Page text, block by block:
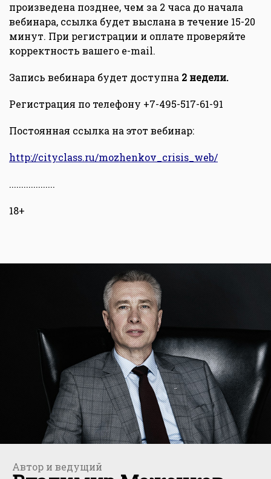
произведена позднее, чем за 2 часа до начала
вебинара, ссылка будет выслана в течение 15-20
минут. При регистрации и оплате проверяйте
корректность вашего e-mail.
Запись вебинара будет доступна 2 недели.
Регистрация по телефону +7-495-517-61-91
Постоянная ссылка на этот вебинар:
http://cityclass.ru/mozhenkov_crisis_web/
...................
18+
Автор и ведущий